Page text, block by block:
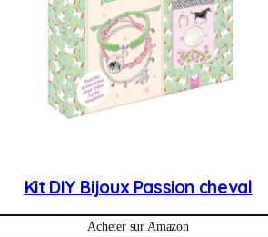
Kit DIY Bijoux Passion cheval
Acheter sur Amazon